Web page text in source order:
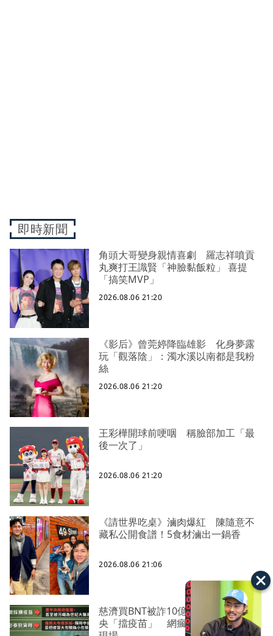
即時新聞
角頭大哥變身親情喜劇 羅志祥噴貢
丸爽打王識賢「神臉黏飯粒」 喜提
「搞笑MVP」
2026.08.06 21:20
《影后》曾莞婷降臨雄影 化身夢露
玩「觀落陰」：濁水溪以南都是我粉
絲
2026.08.06 21:20
王彩樺開球前哽咽 稱臉部加工「最
後一次了」
2026.08.06 21:20
《請世界吃桌》滷肉爆紅 陳隨意不
藏私公開食譜！5食材滷出一鍋香
2026.08.06 21:06
慈濟買BNT被詐10億！藍營當年嗆中
央「擋疫苗」 網瘋朝聖：大型翻車